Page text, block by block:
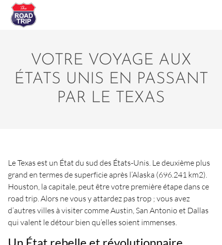
VOTRE VOYAGE AUX
ÉTATS UNIS EN PASSANT
PAR LE TEXAS
Le Texas est un État du sud des États-Unis. Le deuxième plus
grand en termes de superficie après l’Alaska (696.241 km2).
Houston, la capitale, peut être votre première étape dans ce
road trip. Alors ne vous y attardez pas trop ; vous avez
d’autres villes à visiter comme Austin, San Antonio et Dallas
qui valent le détour bien qu’elles soient immenses.